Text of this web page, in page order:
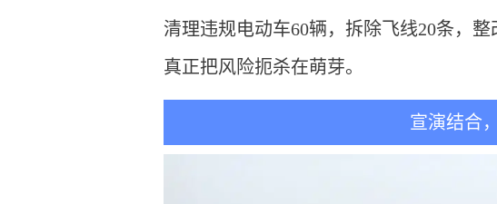
清理违规电动车60辆，拆除飞线20条，
真正把风险扼杀在萌芽。
宣演结合